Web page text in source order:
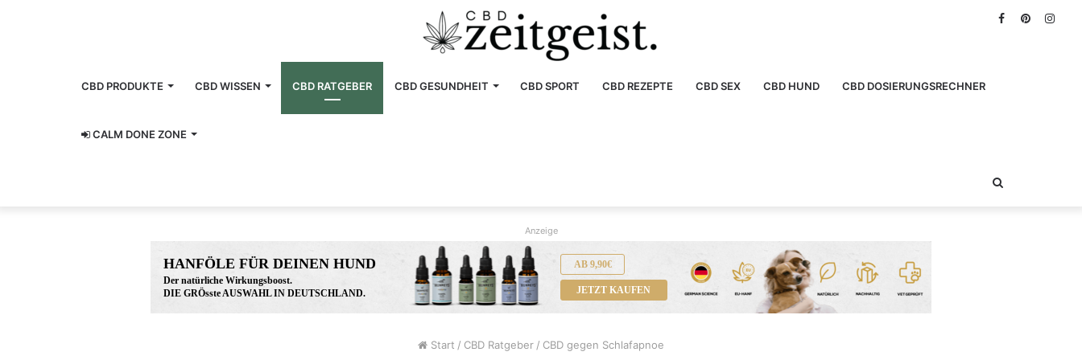
Pinterest
Facebook
CBD PRODUKTE CBD WISSEN CBD RATGEBER CBD GESUNDHEIT CBD SPORT CBD REZEPTE CBD SEX CBD HUND CBD DOSIERUNGSRECHNER
CALM DONE ZONE
Anzeige
HANFÖLE FÜR DEINEN HUND
Der natürliche Wirkungsboost.
DIE GRÖsste AUSWAHL IN DEUTSCHLAND.
AB 9,90€
JETZT KAUFEN
www.hunreys.de
Start / CBD Ratgeber / CBD gegen Schlafapnoe